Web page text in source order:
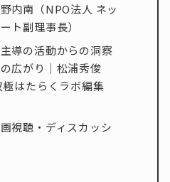
内南（NPO法人 ネッ
ト副理事長）
導の活動からの洞察
広がり｜松浦秀俊
極はたらくラボ編集
視聴・ディスカッシ